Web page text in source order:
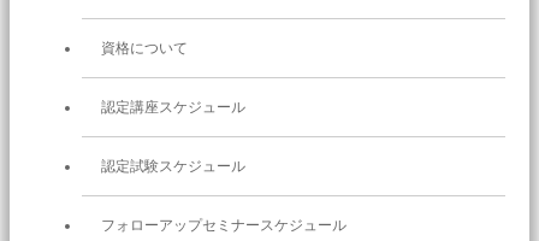
資格について
認定講座スケジュール
認定試験スケジュール
フォローアップセミナースケジュール